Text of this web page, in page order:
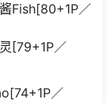
Fish[80+1P／
[79+1P／
／